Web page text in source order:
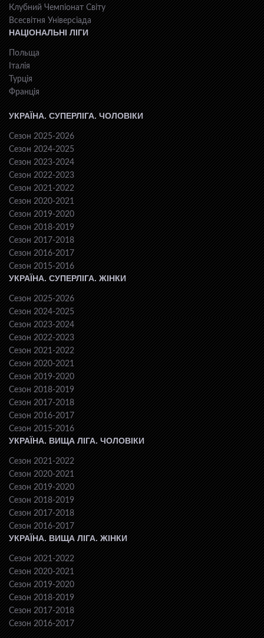
Клубний Чемпіонат Світу
Всесвiтня Унiверсiaда
НАЦІОНАЛЬНІ ЛІГИ
Польща
Італія
Турція
Франція
УКРАЇНА. СУПЕРЛІГА. ЧОЛОВІКИ
Сезон 2025-2026
Сезон 2024-2025
Сезон 2023-2024
Сезон 2022-2023
Сезон 2021-2022
Сезон 2020-2021
Сезон 2019-2020
Сезон 2018-2019
Сезон 2017-2018
Сезон 2016-2017
Сезон 2015-2016
УКРАЇНА. СУПЕРЛІГА. ЖІНКИ
Сезон 2025-2026
Сезон 2024-2025
Сезон 2023-2024
Сезон 2022-2023
Сезон 2021-2022
Сезон 2020-2021
Сезон 2019-2020
Сезон 2018-2019
Сезон 2017-2018
Сезон 2016-2017
Сезон 2015-2016
УКРАЇНА. ВИЩА ЛІГА. ЧОЛОВІКИ
Сезон 2021-2022
Сезон 2020-2021
Сезон 2019-2020
Сезон 2018-2019
Сезон 2017-2018
Сезон 2016-2017
УКРАЇНА. ВИЩА ЛІГА. ЖІНКИ
Сезон 2021-2022
Сезон 2020-2021
Сезон 2019-2020
Сезон 2018-2019
Сезон 2017-2018
Сезон 2016-2017